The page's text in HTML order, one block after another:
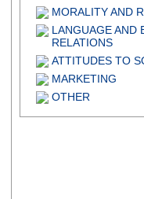
MORALITY AND
LANGUAGE AND
RELATIONS
ATTITUDES TO
MARKETING
OTHER